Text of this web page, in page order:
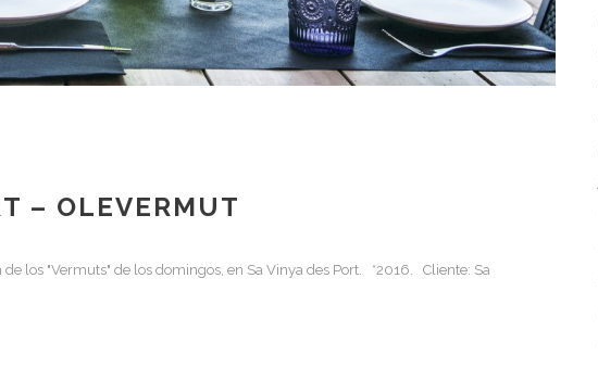
– OLEVERMUT
los "Vermuts" de los domingos, en Sa Vinya des Port. *2016. Cliente: Sa